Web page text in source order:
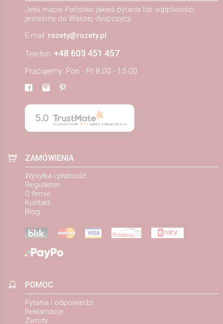
Jeśli macie Państwo jakieś pytania lub wątpliwości,
jesteśmy do Waszej dyspozycji.
E-mail: rozety@rozety.pl
Telefon: +48 603 451 457
Pracujemy: Pon - Pt 8.00 - 15.00
5.0
Na podstawie 884opinii z całego okresu
ZAMÓWIENIA
Wysyłka i płatność
Regulamin
O firmie
Kontakt
Blog
POMOC
Pytania i odpowiedzi
Reklamacje
Zwroty